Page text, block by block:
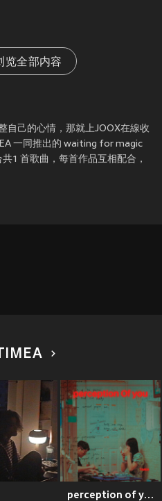
览全部内容
自己的心情，那就上JOOX在線收
一同推出的 waiting for magic
1 首歌曲，每首作品互相配合，
perception of you (Explicit)